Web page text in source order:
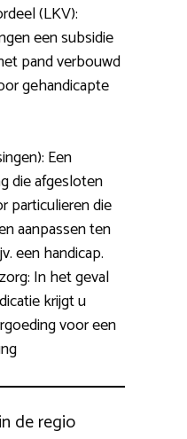
(LKV):
een subsidie
pand verbouwd
gehandicapte
Een
die afgesloten
particulieren die
aanpassen ten
een handicap.
In het geval
krijgt u
voor een
de regio